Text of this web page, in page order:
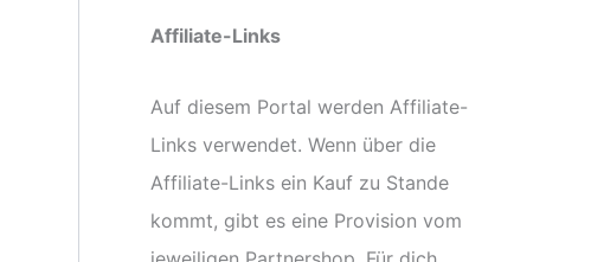
Affiliate-Links
Auf diesem Portal werden Affiliate-
Links verwendet. Wenn über die
Affiliate-Links ein Kauf zu Stande
kommt, gibt es eine Provision vom